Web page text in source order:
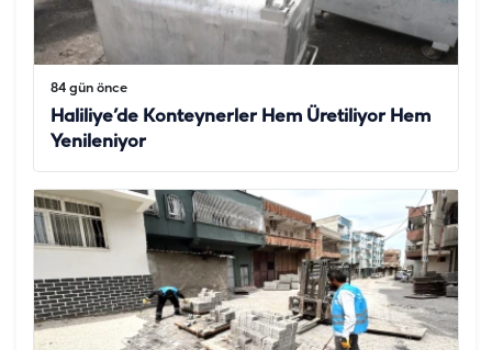
84 gün önce
Haliliye’de Konteynerler Hem Üretiliyor Hem
Yenileniyor